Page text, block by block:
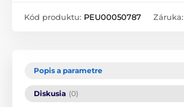
Kód produktu: PEU00050787 Záruka:
Popis a parametre
Diskusia (0)